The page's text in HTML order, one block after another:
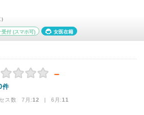
受付(スマホ可) 女医在籍
－
件
ス数 7月:12 | 6月:11